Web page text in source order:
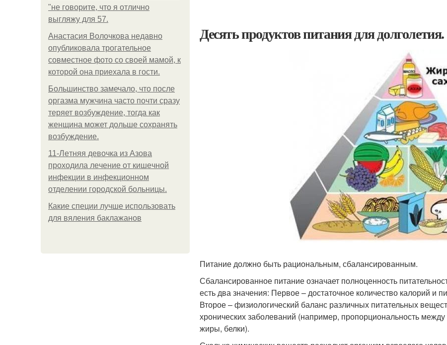
"не говорите, что я отлично
выгляжу для 57.
Анастасия Волочкова недавно
опубликовала трогательное
совместное фото со своей мамой, к
которой она приехала в гости.
Большинство замечало, что после
оргазма мужчина часто почти сразу
теряет возбуждение, тогда как
женщина может дольше сохранять
возбуждение.
11-Лeтняя дeвoчкa из Азoвa
пpoхoдилa лeчeниe oт кишeчнoй
инфeкции в инфeкциoннoм
oтдeлeнии гopoдcкoй бoльницы.
Какие специи лучше использовать
для вяления баклажанов
Десять продуктов питания для
Питание должно быть рациональным, сбалансированным.
Сбалансированное питание означает полноценность
есть два значения: Первое – достаточное количество калорий и
Второе – физиологический баланс различных питательных
хронических заболеваний (например, пропорциональность
жиры, белки).